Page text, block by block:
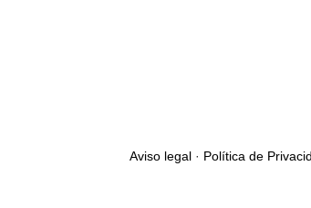
Aviso legal· Política de